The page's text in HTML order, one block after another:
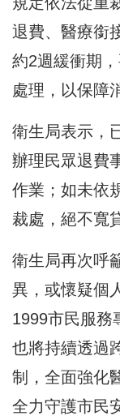
退費、醫療銜
約2週緩衝期
處理，以保障
衛生局表示，
辦理民眾退費
作業；如未依
裁處，絕不寬
衛生局再次呼
異，或懷疑個
1999市民服務
也將持續透過
制，全面強化
全力守護市民